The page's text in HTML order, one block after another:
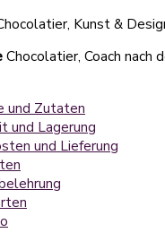
Kunst &
Chocolatier, Coach nach
und Zutaten
und Lagerung
und Lieferung